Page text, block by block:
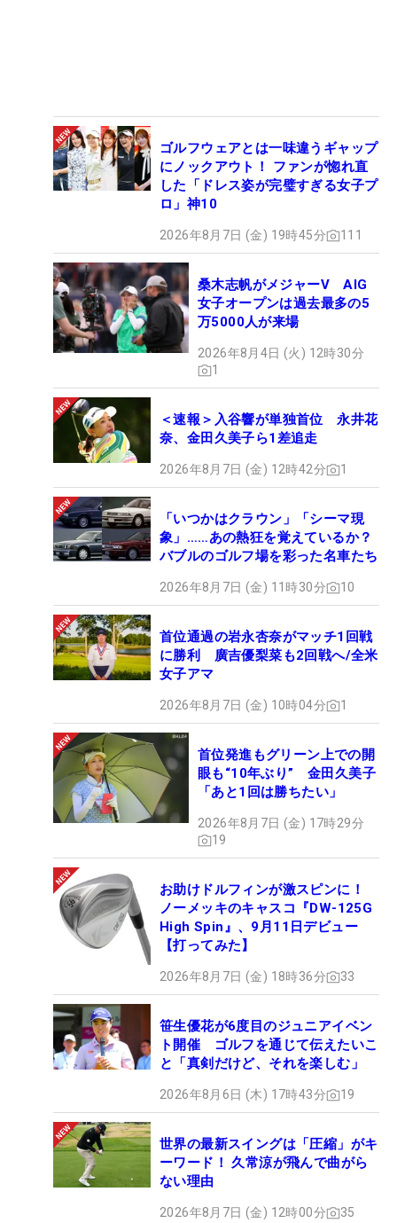
ゴルフウェアとは一味違うギャップ
にノックアウト！ ファンが惚れ直
した「ドレス姿が完璧すぎる女子プ
ロ」神10
2026年8月7日 (金) 19時45分 111
桑木志帆がメジャーV AIG
女子オープンは過去最多の5
万5000人が来場
2026年8月4日 (火) 12時30分
1
＜速報＞入谷響が単独首位 永井花
奈、金田久美子ら1差追走
2026年8月7日 (金) 12時42分 1
「いつかはクラウン」「シーマ現
象」……あの熱狂を覚えているか？
バブルのゴルフ場を彩った名車たち
2026年8月7日 (金) 11時30分 10
首位通過の岩永杏奈がマッチ1回戦
に勝利 廣吉優梨菜も2回戦へ/全米
女子アマ
2026年8月7日 (金) 10時04分 1
首位発進もグリーン上での開
眼も“10年ぶり” 金田久美子
「あと1回は勝ちたい」
2026年8月7日 (金) 17時29分
19
お助けドルフィンが激スピンに！
ノーメッキのキャスコ『DW-125G
High Spin』、9月11日デビュー
【打ってみた】
2026年8月7日 (金) 18時36分 33
笹生優花が6度目のジュニアイベン
ト開催 ゴルフを通じて伝えたいこ
と「真剣だけど、それを楽しむ」
2026年8月6日 (木) 17時43分 19
世界の最新スイングは「圧縮」がキ
ーワード！ 久常涼が飛んで曲がら
ない理由
2026年8月7日 (金) 12時00分 35